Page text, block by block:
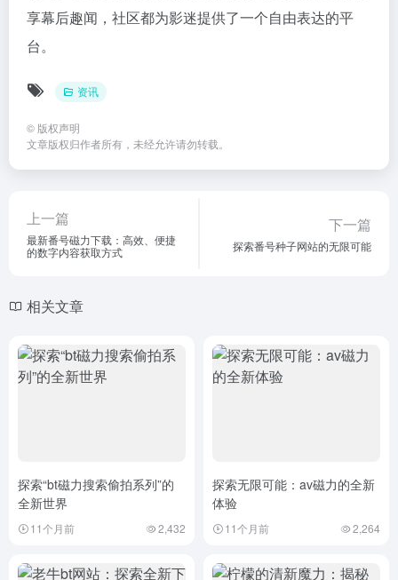
享幕后趣闻，社区都为影迷提供了一个自由表达的平
台。
资讯
© 版权声明
文章版权归作者所有，未经允许请勿转载。
上一篇
最新番号磁力下载：高效、便捷
的数字内容获取方式
下一篇
探索番号种子网站的无限可能
相关文章
探索“bt磁力搜索偷拍系列”的
全新世界
11个月前 2,432
探索无限可能：av磁力的全新
体验
11个月前 2,264